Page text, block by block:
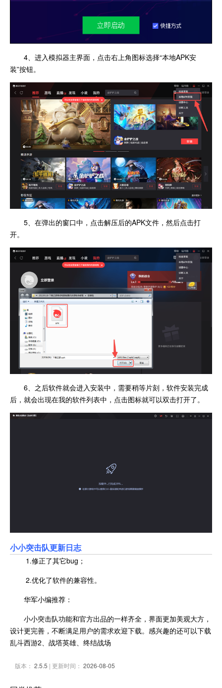
4、进入模拟器主界面，点击右上角图标选择“本地APK安
装”按钮。
5、在弹出的窗口中，点击解压后的APK文件，然后点击打
开。
6、之后软件就会进入安装中，需要稍等片刻，软件安装完成
后，就会出现在我的软件列表中，点击图标就可以双击打开了。
小小突击队更新日志
1.修正了其它bug；
2.优化了软件的兼容性。
华军小编推荐：
小小突击队功能和官方出品的一样齐全，界面更加美观大方，
设计更完善，不断满足用户的需求欢迎下载。感兴趣的还可以下载
乱斗西游2、战塔英雄、终结战场
版本： 2.5.5 | 更新时间： 2026-08-05